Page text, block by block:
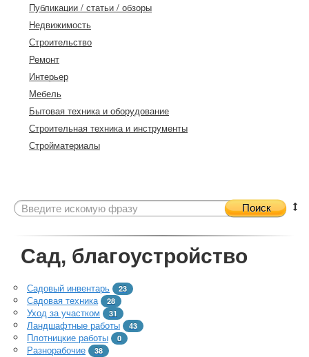
Публикации / статьи / обзоры
Недвижимость
Строительство
Ремонт
Интерьер
Мебель
Бытовая техника и оборудование
Строительная техника и инструменты
Стройматериалы
Поиск
Сад, благоустройство
Садовый инвентарь 23
Садовая техника 28
Уход за участком 31
Ландшафтные работы 43
Плотницкие работы 0
Разнорабочие 38